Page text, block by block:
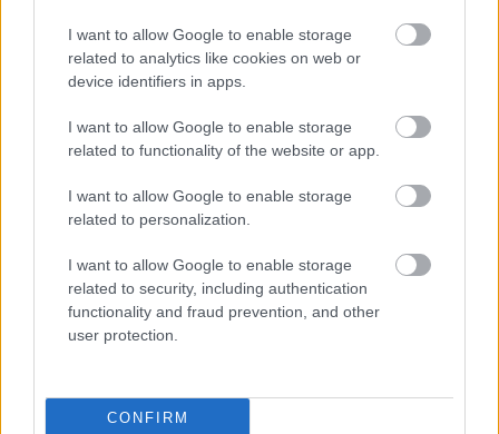
I want to allow Google to enable storage
related to analytics like cookies on web or
device identifiers in apps.
I want to allow Google to enable storage
related to functionality of the website or app.
I want to allow Google to enable storage
related to personalization.
I want to allow Google to enable storage
related to security, including authentication
functionality and fraud prevention, and other
user protection.
CONFIRM
"Csak engedjenek át a határon,
jövünk!"
mtothorsi 2020. július 13.
Augusztus 21. és 29. között, a tervezett és már
meghirdetett versenyprogrammal, magas művészi